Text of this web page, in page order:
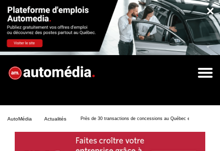
×
AutoMédia Actualités Près de 30 transactions de concessions au Québec en 2024, la